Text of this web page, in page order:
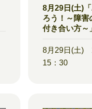
8月29日(土)
ろう！～障害
付き合い方～
8月29日(土)
15：30